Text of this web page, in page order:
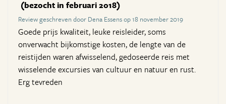
(bezocht in februari 2018)
Review geschreven door Dena Essens op 18 november 2019
Goede prijs kwaliteit, leuke reisleider, soms
onverwacht bijkomstige kosten, de lengte van de
reistijden waren afwisselend, gedoseerde reis met
wisselende excursies van cultuur en natuur en rust.
Erg tevreden